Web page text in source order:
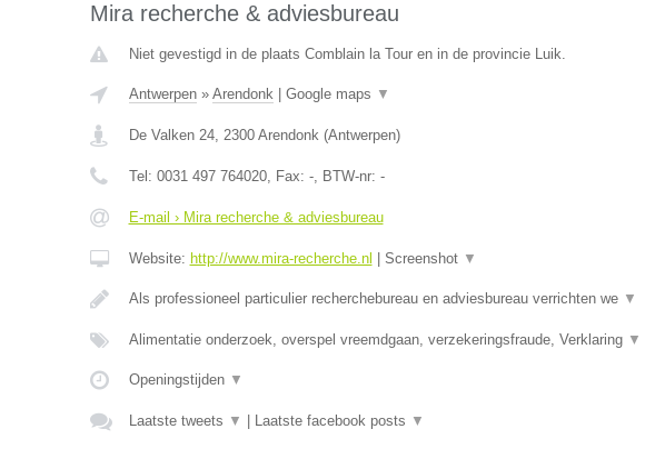
Mira recherche & adviesbureau
Niet gevestigd in de plaats Comblain la Tour en in de provincie Luik.
Antwerpen» Arendonk| Google maps ▼
De Valken 24, 2300 Arendonk(Antwerpen)
Tel: 0031 497 764020, Fax: -, BTW-nr: -
E-mail › Mira recherche & adviesbureau
Website: http://www.mira-recherche.nl Screenshot ▼
Als professioneel particulier recherchebureau en adviesbureau verrichten we ▼
Alimentatie onderzoek, overspel vreemdgaan, verzekeringsfraude, Verklaring ▼
Openingstijden ▼
Laatste tweets ▼ Laatste facebook posts ▼